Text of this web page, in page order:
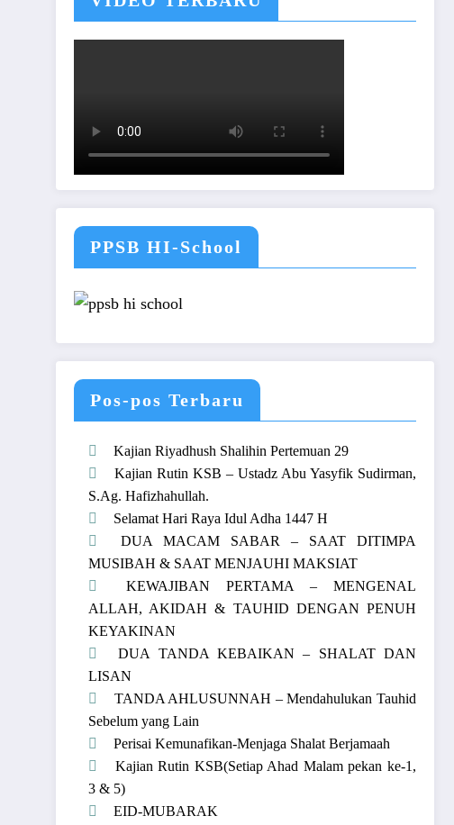
PPSB HI-School
Pos-pos Terbaru
Kajian Riyadhush Shalihin Pertemuan 29
Kajian Rutin KSB – Ustadz Abu Yasyfik Sudirman,
S.Ag. Hafizhahullah.
Selamat Hari Raya Idul Adha 1447 H
DUA MACAM SABAR – SAAT DITIMPA
MUSIBAH & SAAT MENJAUHI MAKSIAT
KEWAJIBAN PERTAMA – MENGENAL
ALLAH, AKIDAH & TAUHID DENGAN PENUH
KEYAKINAN
DUA TANDA KEBAIKAN – SHALAT DAN
LISAN
TANDA AHLUSUNNAH – Mendahulukan Tauhid
Sebelum yang Lain
Perisai Kemunafikan-Menjaga Shalat Berjamaah
Kajian Rutin KSB(Setiap Ahad Malam pekan ke-1,
3 & 5)
EID-MUBARAK